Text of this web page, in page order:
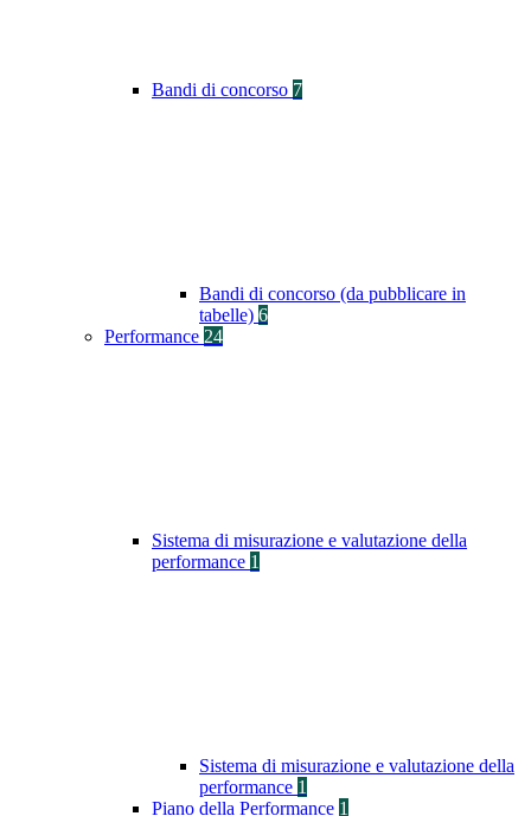
Bandi di concorso 7
Bandi di concorso (da pubblicare in
tabelle) 6
Performance 24
Sistema di misurazione e valutazione della
performance 1
Sistema di misurazione e valutazione della
performance 1
Piano della Performance 1